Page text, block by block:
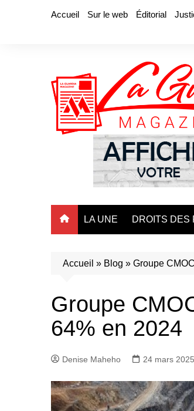
Accueil Sur le web Éditorial
LA UNE DROITS DES
Accueil » Blog » Groupe
Groupe
64% en 2024
Denise Maheho 24 mars 2025